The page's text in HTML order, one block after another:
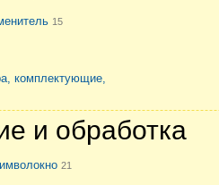
15
комплектующие,
и обработка
21